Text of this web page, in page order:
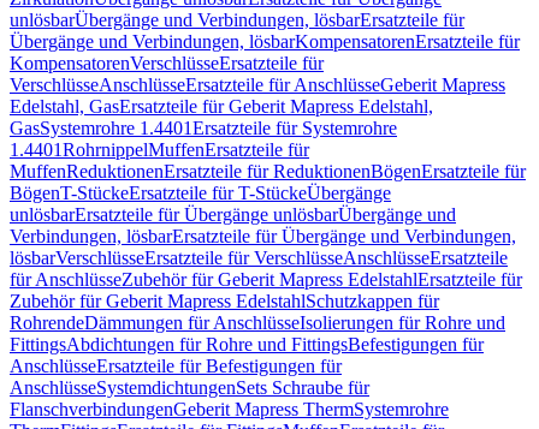
unlösbarÜbergänge und Verbindungen, lösbarErsatzteile für
Übergänge und Verbindungen, lösbarKompensatorenErsatzteile für
KompensatorenVerschlüsseErsatzteile für
VerschlüsseAnschlüsseErsatzteile für AnschlüsseGeberit Mapress
Edelstahl, GasErsatzteile für Geberit Mapress Edelstahl,
GasSystemrohre 1.4401Ersatzteile für Systemrohre
1.4401RohrnippelMuffenErsatzteile für
MuffenReduktionenErsatzteile für ReduktionenBögenErsatzteile für
BögenT-StückeErsatzteile für T-StückeÜbergänge
unlösbarErsatzteile für Übergänge unlösbarÜbergänge und
Verbindungen, lösbarErsatzteile für Übergänge und Verbindungen,
lösbarVerschlüsseErsatzteile für VerschlüsseAnschlüsseErsatzteile
für AnschlüsseZubehör für Geberit Mapress EdelstahlErsatzteile für
Zubehör für Geberit Mapress EdelstahlSchutzkappen für
RohrendeDämmungen für AnschlüsseIsolierungen für Rohre und
FittingsAbdichtungen für Rohre und FittingsBefestigungen für
AnschlüsseErsatzteile für Befestigungen für
AnschlüsseSystemdichtungenSets Schraube für
FlanschverbindungenGeberit Mapress ThermSystemrohre